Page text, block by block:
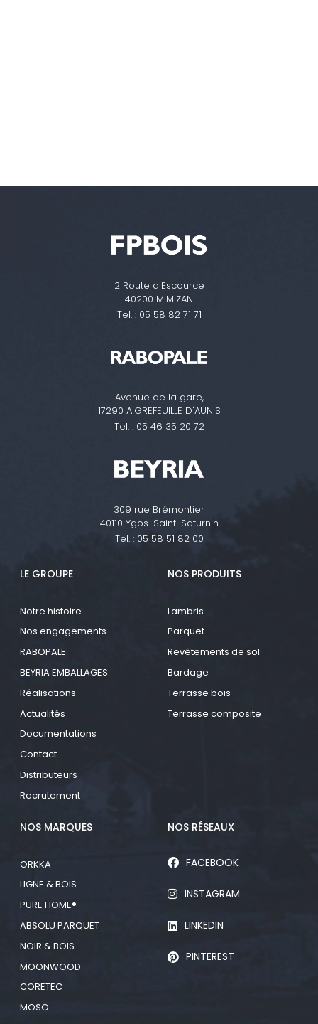
2 Route d'Escource
40200 MIMIZAN
Tel. : 05 58 82 71 71
Avenue de la gare,
17290 AIGREFEUILLE D'AUNIS
Tel. : 05 46 35 20 72
309 rue Brémontier
40110 Ygos-Saint-Saturnin
Tel. : 05 58 51 82 00
LE GROUPE
Notre histoire
Nos engagements
RABOPALE
BEYRIA EMBALLAGES
Réalisations
Actualités
Documentations
Contact
Distributeurs
Recrutement
NOS PRODUITS
Lambris
Parquet
Revêtements de sol
Bardage
Terrasse bois
Terrasse composite
NOS MARQUES
ORKKA
LIGNE & BOIS
PURE HOME®
ABSOLU PARQUET
NOIR & BOIS
MOONWOOD
CORETEC
MOSO
NOS RÉSEAUX
FACEBOOK
INSTAGRAM
LINKEDIN
PINTEREST